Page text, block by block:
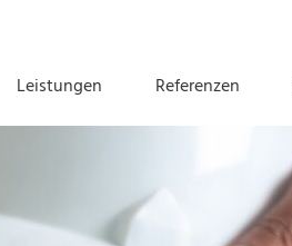
Leistungen Referenzen